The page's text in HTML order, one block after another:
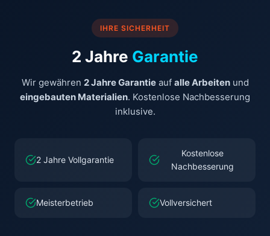
IHRE SICHERHEIT
2 Jahre Garantie
Wir gewähren 2 Jahre Garantieauf alle Arbeitenund
eingebauten Materialien. Kostenlose Nachbesserung
inklusive.
2 Jahre Vollgarantie
Kostenlose
Nachbesserung
Meisterbetrieb Vollversichert